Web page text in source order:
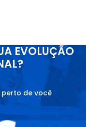
EVOLUÇÃO
perto de você